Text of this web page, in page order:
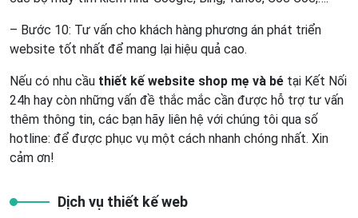
– Bước 10: Tư vấn cho khách hàng phương án phát triển
website tốt nhất để mang lại hiệu quả cao.
Nếu có nhu cầu thiết kế website shop mẹ và bé tại Kết Nối
24h hay còn những vấn đề thắc mắc cần được hỗ trợ tư vấn
thêm thông tin, các bạn hãy liên hệ với chúng tôi qua số
hotline: để được phục vụ một cách nhanh chóng nhất. Xin
cảm ơn!
Dịch vụ thiết kế web